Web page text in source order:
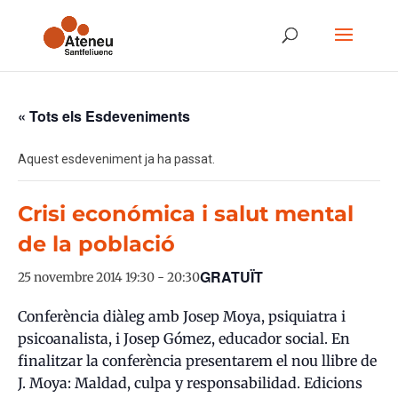
« Tots els Esdeveniments
Aquest esdeveniment ja ha passat.
Crisi económica i salut mental
de la població
25 novembre 2014 19:30 - 20:30GRATUÏT
Conferència diàleg amb Josep Moya, psiquiatra i
psicoanalista, i Josep Gómez, educador social. En
finalitzar la conferència presentarem el nou llibre de
J. Moya: Maldad, culpa y responsabilidad. Edicions